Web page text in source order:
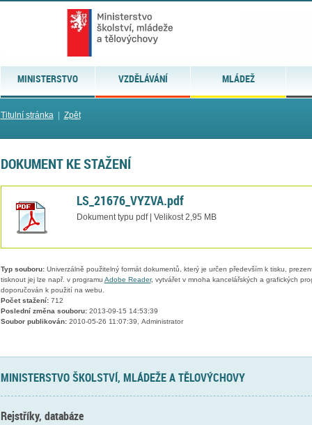
MINISTERSTVO VZDĚLÁVÁNÍ MLÁDEŽ
Titulní stránka| Zpět
DOKUMENT KE STAŽENÍ
LS_21676_VYZVA.pdf
Dokument typu pdf | Velikost 2,95 MB
Typ souboru:Univerzálně použitelný formát dokumentů, který je určen především k tisku,
tisknout jej lze např. v programu Adobe Reader, vytvářet v mnoha kancelářských a grafických
doporučován k použití na webu.
Počet stažení:712
Poslední změna souboru:2013-09-15 14:53:39
Soubor publikován:2010-05-26 11:07:39, Administrator
MINISTERSTVO ŠKOLSTVÍ, MLÁDEŽE A TĚLOVÝCHOVY
Rejstříky, databáze